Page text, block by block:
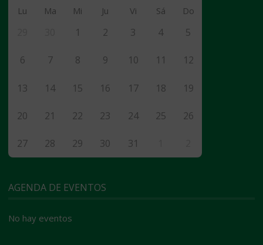
Lu Ma Mi Ju Vi Sá Do
1 2 3 4 5
6 7 8 9 10 11 12
13 14 15 16 17 18 19
20 21 22 23 24 25 26
27 28 29 30 31
AGENDA DE EVENTOS
No hay eventos